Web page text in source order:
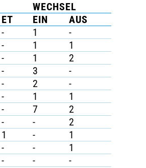
WECHSEL
ET EIN
AUS
- 1
-
- 1
1
- 1
2
- 3
-
- 2
-
- 1
1
- 7
2
- -
2
1 -
1
- -
1
- -
-